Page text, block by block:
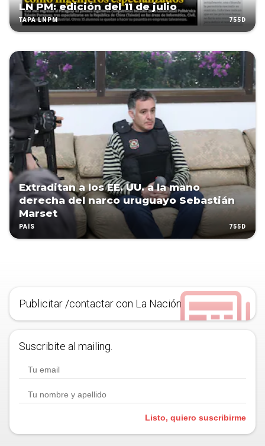
LN PM: edición del 11 de julio
TAPA LNPM 755D
Extraditan a los EE. UU. a la mano
derecha del narco uruguayo Sebastián
Marset
PAÍS 755D
Publicitar /contactar con La Nación
Suscribite al mailing.
Listo, quiero suscribirme